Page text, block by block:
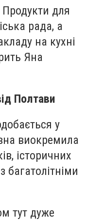
Продукти для
рада, а
на кухні
Яна
Полтави
у
виокремила
історичних
багатолітніми
тут дуже